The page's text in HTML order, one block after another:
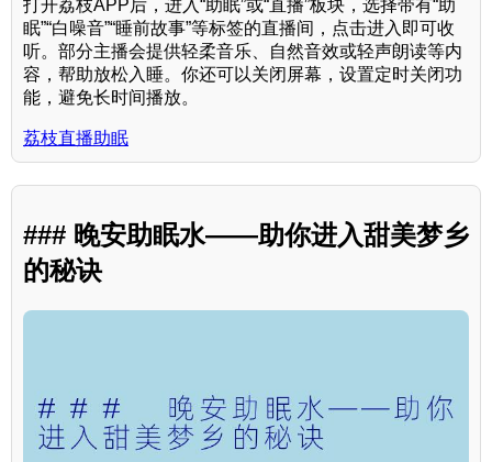
打开荔枝APP后，进入“助眠”或“直播”板块，选择带有“助
眠”“白噪音”“睡前故事”等标签的直播间，点击进入即可收
听。部分主播会提供轻柔音乐、自然音效或轻声朗读等内
容，帮助放松入睡。你还可以关闭屏幕，设置定时关闭功
能，避免长时间播放。
荔枝直播助眠
### 晚安助眠水——助你进入甜美梦乡
的秘诀